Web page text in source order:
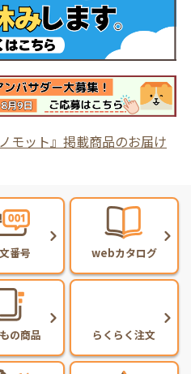
モット』掲載商品のお届け
番号 webカタログ
の商品 らくらく注文